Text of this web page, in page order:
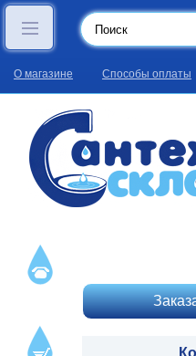
О магазине Способы оплаты